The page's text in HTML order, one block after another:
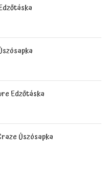
Edzőtáska
Úszósapka